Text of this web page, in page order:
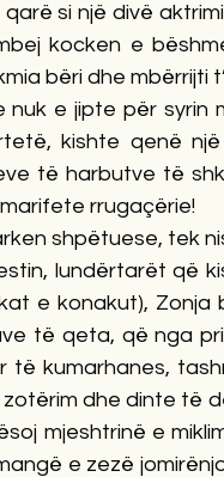
si një divë
kocken e
bëri dhe mbërrijti
e jipte për syrin
kishte qenë
të harbutve të
rrugaçërie!
shpëtuese, tek
lundërtarët që
e konakut),
të qeta, që nga
kumarhanes,
dhe dinte të
mjeshtrinë e
e zezë